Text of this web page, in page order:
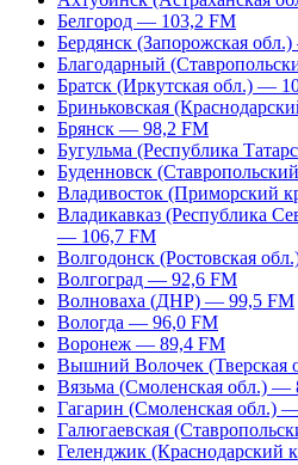
Белгород — 103,2 FM
Бердянск (Запорожская
Благодарный
Братск (Иркутская обл.) —
Бриньковская
Брянск — 98,2 FM
Бугульма (Республика
Буденновск
Владивосток (Приморский
Владикавказ (Республика
— 106,7 FM
Волгодонск (Ростовская
Волгоград — 92,6 FM
Волноваха (ДНР) — 99,5 FM
Вологда — 96,0 FM
Воронеж — 89,4 FM
Вышний Волочек (Тверская
Вязьма (Смоленская обл.) —
Гагарин (Смоленская обл.)
Галюгаевская
Геленджик (Краснодарский